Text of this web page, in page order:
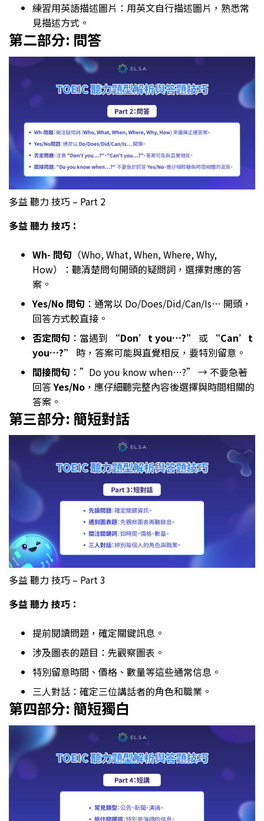
練習用英語描述圖片：用英文自行描述圖片，熟悉常
見描述方式。
第二部分: 問答
多益 聽力 技巧 – Part 2
多益 聽力 技巧：
Wh- 問句 （Who, What, When, Where, Why,
How）：聽清楚問句開頭的疑問詞，選擇對應的答
案。
Yes/No 問句 ：通常以 Do/Does/Did/Can/Is… 開頭，
回答方式較直接。
否定問句 ：當遇到 “Don’t you…?” 或 “Can’t
you…?”
時，答案可能與直覺相反，要特別留意。
間接問句 ：”Do you know when…?” → 不要急著
回答Yes/No ，應仔細聽完整內容後選擇與時間相關的
答案。
第三部分: 簡短對話
多益 聽力 技巧 – Part 3
多益 聽力 技巧：
提前閱讀問題，確定關鍵訊息。
涉及圖表的題目：先觀察圖表。
特別留意時間、價格、數量等這些通常信息。
三人對話：確定三位講話者的角色和職業。
第四部分: 簡短獨白